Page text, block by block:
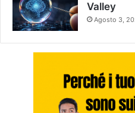
Valley
Agosto 3,